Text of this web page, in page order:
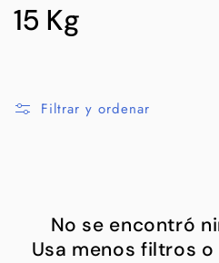
C
15 Kg
Filtrar y ordenar
No se encontró
Usa menos filtros o